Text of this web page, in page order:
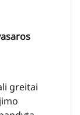
greitai